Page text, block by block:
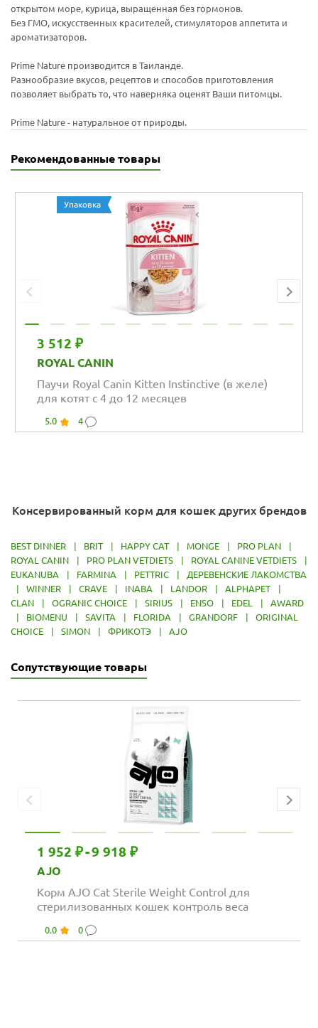
открытом море, курица, выращенная без гормонов.
Без ГМО, искусственных красителей, стимуляторов аппетита и
ароматизаторов.
Prime Nature производится в Таиланде.
Разнообразие вкусов, рецептов и способов приготовления
позволяет выбрать то, что наверняка оценят Ваши питомцы.
Prime Nature - натуральное от природы.
Рекомендованные товары
Упаковка
3 512 ₽
ROYAL CANIN
Паучи Royal Canin Kitten Instinctive (в желе)
для котят с 4 до 12 месяцев
5.0 4
Консервированный корм для кошек других брендов
BEST DINNER BRIT HAPPY CAT MONGE PRO PLAN
ROYAL CANIN
PRO PLAN VETDIETS ROYAL CANINE VETDIETS
EUKANUBA
FARMINA PETTRIC
ДЕРЕВЕНСКИЕ ЛАКОМСТВА
WINNER CRAVE INABA LANDOR ALPHAPET
CLAN
OGRANIC CHOICE SIRIUS ENSO EDEL
AWARD
BIOMENU SAVITA FLORIDA GRANDORF
ORIGINAL
CHOICE
SIMON ФРИКОТЭ AJO
Сопутствующие товары
1 952 ₽-9 918 ₽
AJO
Корм AJO Cat Sterile Weight Control для
стерилизованных кошек контроль веса
0.0 0